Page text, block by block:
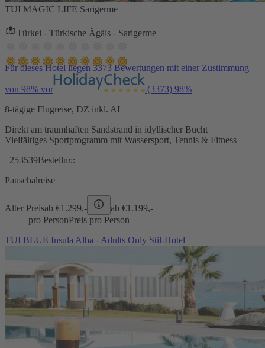
TUI MAGIC LIFE Sarigerme
Türkei - Türkische Ägäis - Sarigerme
Für dieses Hotel liegen 3373 Bewertungen mit einer Zustimmung
von 98% vor (3373) 98%
8-tägige Flugreise, DZ inkl. AI
Direkt am traumhaften Sandstrand in idyllischer Bucht
Vielfältiges Sportprogramm mit Wassersport, Tennis & Fitness
253539Bestellnr.:
Pauschalreise
Alter Preisab €1.299,- ab €1.199,-
pro PersonPreis pro Person
TUI BLUE Insula Alba - Adults Only Stil-Hotel